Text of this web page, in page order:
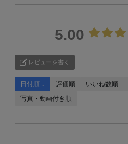
5.00
レビューを書く
日付順 ↓ 評価順 いいね数順
写真・動画付き順